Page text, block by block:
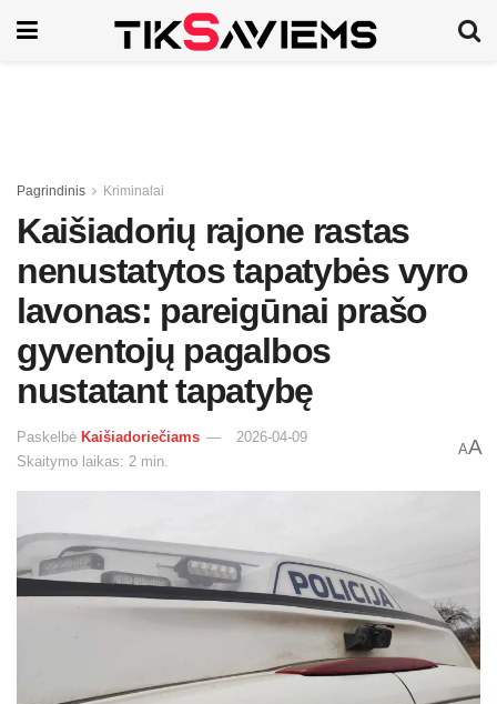
Pagrindinis Kriminalai
Kaišiadorių rajone rastas
nenustatytos tapatybės vyro
lavonas: pareigūnai prašo
gyventojų pagalbos
nustatant tapatybę
Paskelbė Kaišiadoriečiams
2026-04-09
Skaitymo laikas: 2 min.
AA